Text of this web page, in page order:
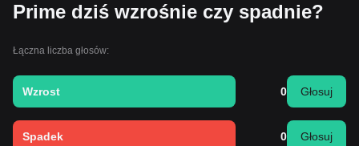
Prime dziś wzrośnie czy spadnie?
Łączna liczba głosów:
Wzrost 0 Głosuj
Spadek 0 Głosuj